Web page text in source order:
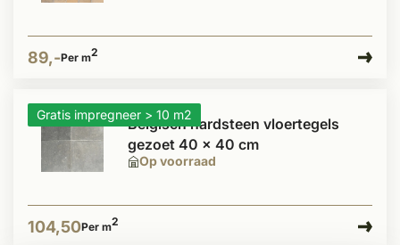
89,-Per m2
Gratis impregneer > 10 m2
Op voorraad
Belgisch hardsteen vloertegels
gezoet 40 x 40 cm
104,50Per m2